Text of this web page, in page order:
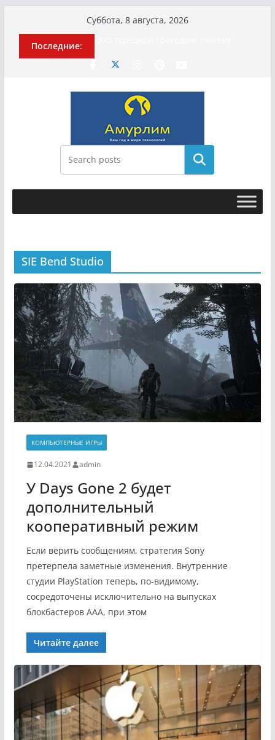
содержимому
Суббота, 8 августа, 2026
Последние:
МотоТани?
приговорили к четырём годам
Илью Ремесло задержали по делу о
фейках о российской армии
Новые криминальные хроники
связали Диану Шурыгину и Настю
История о том, как «Пухососы»
улетели к чужому дяде
Поиск
SIE Bend Studio
КОМПЬЮТЕРНЫЕ ИГРЫ
12.04.2021 admin
У Days Gone 2 будет
дополнительный
кооперативный режим
Если верить сообщениям, стратегия Sony
претерпела заметные изменения. Внутренние
студии PlayStation теперь, по-видимому,
сосредоточены исключительно на выпусках
блокбастеров AAA, при этом
Читайте далее